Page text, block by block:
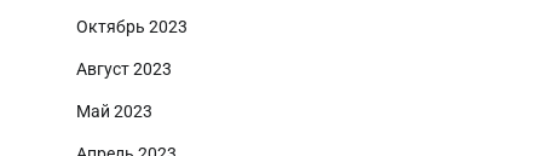
Октябрь 2023
Август 2023
Май 2023